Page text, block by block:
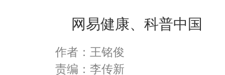
网易健康、科普中国
作者：王铭俊
责编：李传新